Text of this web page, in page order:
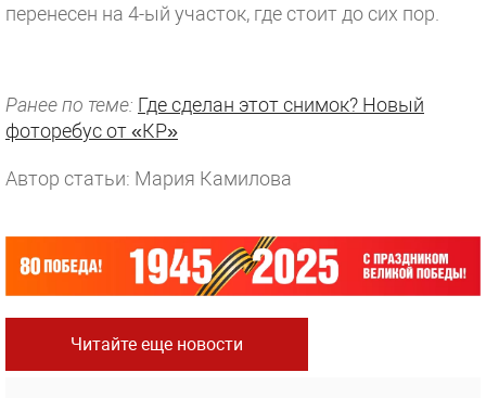
перенесен на 4-ый участок, где стоит до сих пор.
Ранее по теме: Где сделан этот снимок? Новый
фоторебус от «КР»
Автор статьи: Мария Камилова
Читайте еще новости